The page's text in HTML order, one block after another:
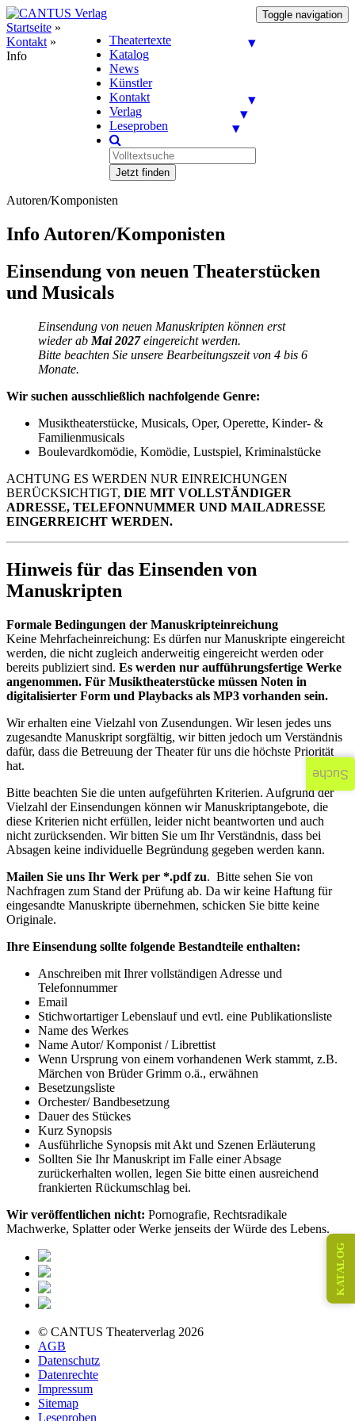
Toggle navigation
Theatertexte
Katalog
News
Künstler
Kontakt
Verlag
Leseproben
Jetzt finden
Startseite »
Kontakt »
Info
Autoren/Komponisten
Info Autoren/Komponisten
Einsendung von neuen Theaterstücken
und Musicals
Einsendung von neuen Manuskripten können erst
wieder ab Mai 2027eingereicht werden.
Bitte beachten Sie unsere Bearbeitungszeit von 4 bis 6
Monate.
Wir suchen ausschließlich nachfolgende Genre:
Musiktheaterstücke, Musicals, Oper, Operette, Kinder- &
Familienmusicals
Boulevardkomödie, Komödie, Lustspiel, Kriminalstücke
ACHTUNG ES WERDEN NUR EINREICHUNGEN
BERÜCKSICHTIGT, DIE MIT VOLLSTÄNDIGER
ADRESSE, TELEFONNUMMER UND MAILADRESSE
EINGERREICHT WERDEN.
Hinweis für das Einsenden von
Manuskripten
Formale Bedingungen der Manuskripteinreichung
Keine Mehrfacheinreichung: Es dürfen nur Manuskripte eingereicht
werden, die nicht zugleich anderweitig eingereicht werden oder
bereits publiziert sind. Es werden nur aufführungsfertige Werke
angenommen. Für Musiktheaterstücke müssen Noten in
digitalisierter Form und Playbacks als MP3 vorhanden sein.
Wir erhalten eine Vielzahl von Zusendungen. Wir lesen jedes uns
zugesandte Manuskript sorgfältig, wir bitten jedoch um Verständnis
dafür, dass die Betreuung der Theater für uns die höchste Priorität
hat.
Bitte beachten Sie die unten aufgeführten Kriterien. Aufgrund der
Vielzahl der Einsendungen können wir Manuskriptangebote, die
diese Kriterien nicht erfüllen, leider nicht beantworten und auch
nicht zurücksenden. Wir bitten Sie um Ihr Verständnis, dass bei
Absagen keine individuelle Begründung gegeben werden kann.
Mailen Sie uns Ihr Werk per *.pdf zu. Bitte sehen Sie von
Nachfragen zum Stand der Prüfung ab. Da wir keine Haftung für
eingesandte Manuskripte übernehmen, schicken Sie bitte keine
Originale.
Ihre Einsendung sollte folgende Bestandteile enthalten:
Anschreiben mit Ihrer vollständigen Adresse und
Telefonnummer
Email
Stichwortartiger Lebenslauf und evtl. eine Publikationsliste
Name des Werkes
Name Autor/ Komponist / Librettist
Wenn Ursprung von einem vorhandenen Werk stammt, z.B.
Märchen von Brüder Grimm o.ä., erwähnen
Besetzungsliste
Orchester/ Bandbesetzung
Dauer des Stückes
Kurz Synopsis
Ausführliche Synopsis mit Akt und Szenen Erläuterung
Sollten Sie Ihr Manuskript im Falle einer Absage
zurückerhalten wollen, legen Sie bitte einen ausreichend
frankierten Rückumschlag bei.
Wir veröffentlichen nicht: Pornografie, Rechtsradikale
Machwerke, Splatter oder Werke jenseits der Würde des Lebens.
© CANTUS Theaterverlag 2026
AGB
Datenschutz
Datenrechte
Impressum
Sitemap
Leseproben
KATALOG
Suche